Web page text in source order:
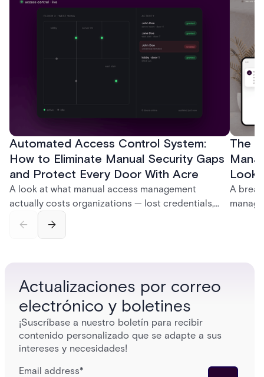
Automated Access Control System:
How to Eliminate Manual Security Gaps
and Protect Every Door With Acre
A look at what manual access management
actually costs organizations — lost credentials,
incomplete audit trails, and wasted security hours
— and how Acre's automated access control
The
Look
A
Actualizaciones por correo
electrónico y boletines
¡Suscríbase a nuestro boletín para recibir
contenido personalizado que se adapte a sus
intereses y necesidades!
Email address*